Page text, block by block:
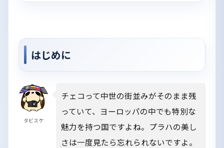
はじめに
タビスケ
チェコって中世の街並みがそのまま残
っていて、ヨーロッパの中でも特別な
魅力を持つ国ですよね。プラハの美し
さは一度見たら忘れられないですよ。